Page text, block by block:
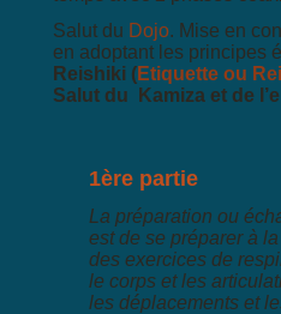
Salut du Dojo. Mise en
en adoptant les principes
Reishiki (Etiquette ou
Salut du Kamiza et de
1ère partie
La préparation ou
est de se préparer à
des exercices de
le corps et les
les déplacements et